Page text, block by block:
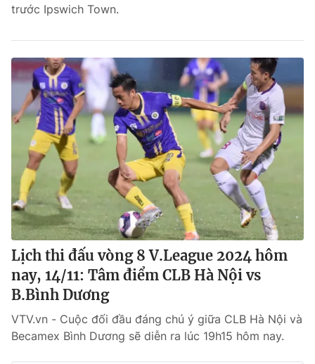
trước Ipswich Town.
Lịch thi đấu vòng 8 V.League 2024 hôm
nay, 14/11: Tâm điểm CLB Hà Nội vs
B.Bình Dương
VTV.vn - Cuộc đối đầu đáng chú ý giữa CLB Hà Nội và
Becamex Bình Dương sẽ diễn ra lúc 19h15 hôm nay.